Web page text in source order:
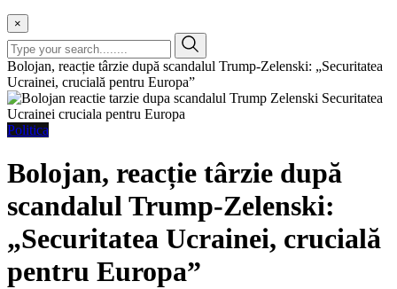
×
Bolojan, reacție târzie după scandalul Trump-Zelenski: „Securitatea
Ucrainei, crucială pentru Europa”
Politica
Bolojan, reacție târzie după
scandalul Trump-Zelenski:
„Securitatea Ucrainei, crucială
pentru Europa”